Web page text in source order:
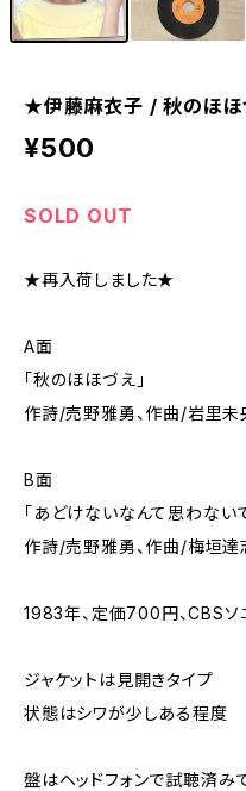
★伊藤麻衣子 / 秋のほほ
¥500
SOLD OUT
★再入荷しました★
A面
「秋のほほづえ」
作詩/売野雅勇、作曲/岩里未
B面
「あどけないなんて思わない
作詩/売野雅勇、作曲/梅垣達
1983年、定価700円、CBS
ジャケットは見開きタイプ
状態はシワが少しある程度
盤はヘッドフォンで試聴済み